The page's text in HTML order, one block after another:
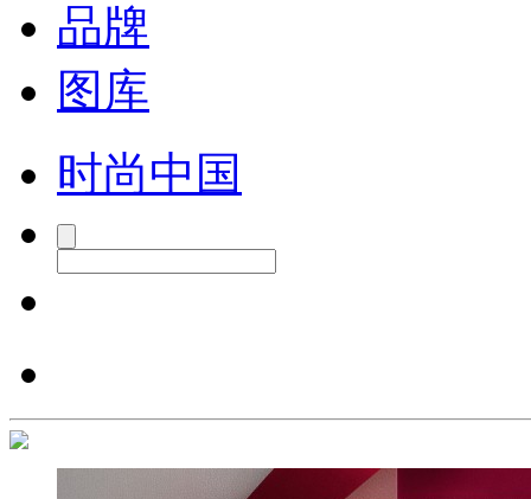
品牌
图库
时尚中国